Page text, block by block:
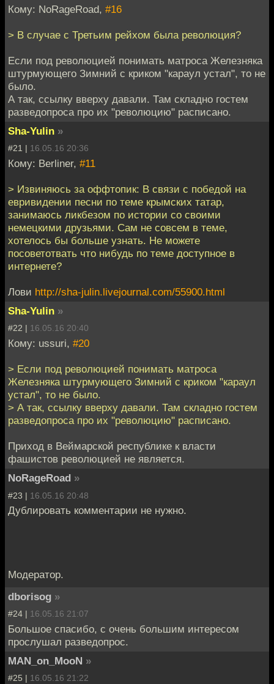
Кому: NoRageRoad, #16
> В случае с Третьим рейхом была революция?
Если под революцией понимать матроса Железняка
штурмующего Зимний с криком "караул устал", то не
было.
А так, ссылку вверху давали. Там складно гостем
разведопроса про их "революцию" расписано.
Sha-Yulin »
#21 | 16.05.16 20:36
Кому: Berliner, #11
> Извиняюсь за оффтопик: В связи с победой на
евривидении песни по теме крымских татар,
занимаюсь ликбезом по истории со своими
немецкими друзьями. Сам не совсем в теме,
хотелось бы больше узнать. Не можете
посоветотвать что нибудь по теме доступное в
интернете?
Лови http://sha-julin.livejournal.com/55900.html
Sha-Yulin »
#22 | 16.05.16 20:40
Кому: ussuri, #20
> Если под революцией понимать матроса
Железняка штурмующего Зимний с криком "караул
устал", то не было.
> А так, ссылку вверху давали. Там складно гостем
разведопроса про их "революцию" расписано.
Приход в Веймарской республике к власти
фашистов революцией не является.
NoRageRoad »
#23 | 16.05.16 20:48
Дублировать комментарии не нужно.
Модератор.
dborisog »
#24 | 16.05.16 21:07
Большое спасибо, с очень большим интересом
прослушал разведопрос.
MAN_on_MooN »
#25 | 16.05.16 21:22